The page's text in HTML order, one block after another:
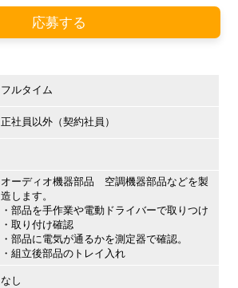
応募する
フルタイム
正社員以外（契約社員）
オーディオ機器部品 空調機器部品などを製
造します。
・部品を手作業や電動ドライバーで取りつけ
・取り付け確認
・部品に電気が通るかを測定器で確認。
・組立後部品のトレイ入れ
なし